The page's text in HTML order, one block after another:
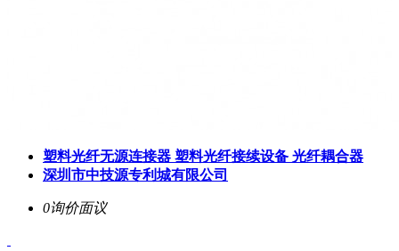
塑料光纤无源连接器 塑料光纤接续设备 光纤耦合器
深圳市中技源专利城有限公司
0询价面议